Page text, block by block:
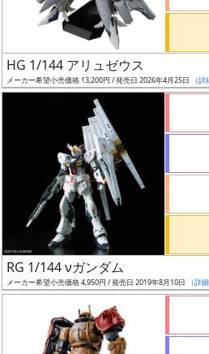
ー
ズ・
況
売
HG 1/144 アリュゼウス
メーカー希望小売価格 13,200円 / 発売日 2026年4月25日 （
RG 1/144 νガンダム
メーカー希望小売価格 4,950円 / 発売日 2019年8月10日 （詳